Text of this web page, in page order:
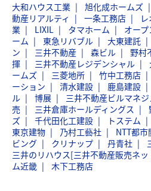
大和ハウス工業 旭化成ホームズ
動産リアルティ
一条工務店
業
LIXIL タマホーム オー
ーム
東急リバブル 大東建託
ン
三井不動産 森ビル 野村
揮
三井不動産レジデンシャル
ームズ
三菱地所 竹中工務店
ーション
清水建設 鹿島建設
ル
博展 三井不動産ビルマネジ
売
三井倉庫ホールディングス
ズ
千代田化工建設 トステム
東京建物
乃村工藝社 NTT都市
ビング
クリナップ 丹青社
三井のリハウス[三井不動産販売ネ
ム近畿
木下工務店